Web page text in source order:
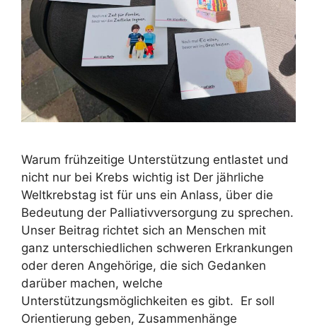
Warum frühzeitige Unterstützung entlastet und
nicht nur bei Krebs wichtig ist Der jährliche
Weltkrebstag ist für uns ein Anlass, über die
Bedeutung der Palliativversorgung zu sprechen.
Unser Beitrag richtet sich an Menschen mit
ganz unterschiedlichen schweren Erkrankungen
oder deren Angehörige, die sich Gedanken
darüber machen, welche
Unterstützungsmöglichkeiten es gibt. Er soll
Orientierung geben, Zusammenhänge